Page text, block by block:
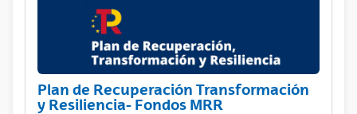
Plan de Recuperación Transformación
y Resiliencia- Fondos MRR